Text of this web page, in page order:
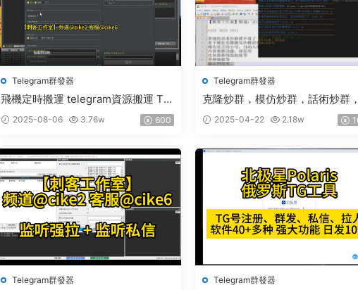
Telegram群發器
飛機定時搬運 telegram資源搬運 TG
頻道搬運 電報頻道克隆
2025-08-06 3.76w 600
Telegram群發器
克隆炒群，模仿炒群，話術炒群
發炒群，自動炒群 破解版 – 群發
群發軟件 TG群發器 飛機群發器
隆炒群 炒群
2025-04-22 2.18w
Telegram群發器 Telegram群發器